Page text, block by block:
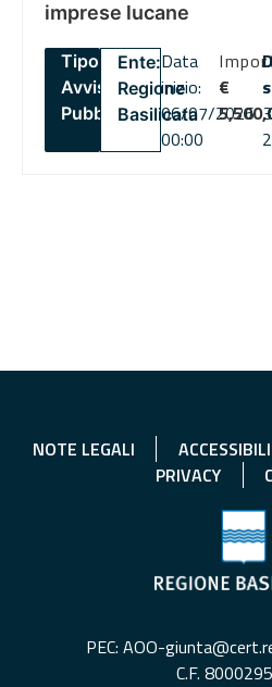
imprese lucane
Tipo:
Avviso
Pubblico
Ente:
Regione
Basilicata
Data
inizio:
06/07/2026
00:00
€
NOTE LEGALI
PRIVACY
PEC: AOO-
C.F.